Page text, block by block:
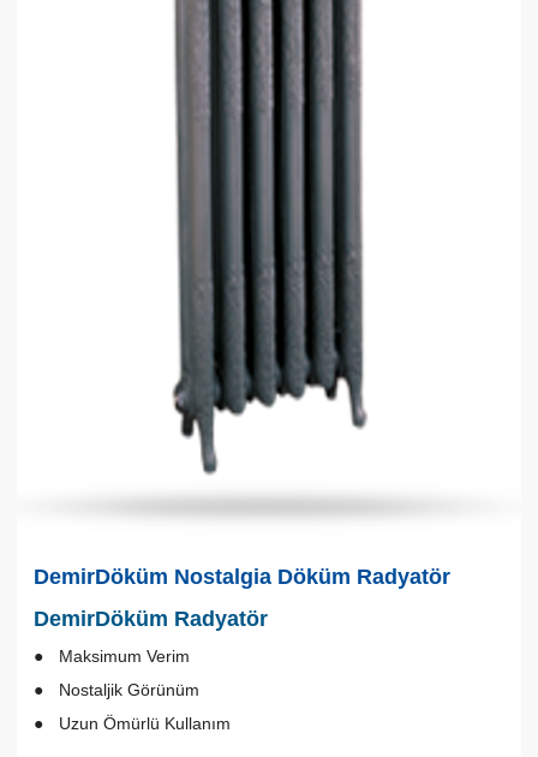
DemirDöküm Nostalgia Döküm Radyatör
DemirDöküm Radyatör
Maksimum Verim
Nostaljik Görünüm
Uzun Ömürlü Kullanım